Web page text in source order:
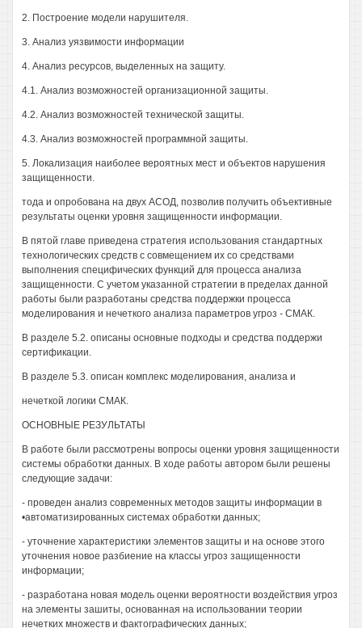
2. Построение модели нарушителя.
3. Анализ уязвимости информации
4. Анализ ресурсов, выделенных на защиту.
4.1. Анализ возможностей организационной защиты.
4.2. Анализ возможностей технической защиты.
4.3. Анализ возможностей программной защиты.
5. Локализация наиболее вероятных мест и объектов нарушения
защищенности.
тода и опробована на двух АСОД, позволив получить объективные
результаты оценки уровня защищенности информации.
В пятой главе приведена стратегия использования стандартных
технологических средств с совмещением их со средствами
выполнения специфических функций для процесса анализа
защищенности. С учетом указанной стратегии в пределах данной
работы были разработаны средства поддержки процесса
моделирования и нечеткого анализа параметров угроз - СМАК.
В разделе 5.2. описаны основные подходы и средства поддержи
сертификации.
В разделе 5.3. описан комплекс моделирования, анализа и
нечеткой логики СМАК.
ОСНОВНЫЕ РЕЗУЛЬТАТЫ
В работе были рассмотрены вопросы оценки уровня защищенности
системы обработки данных. В ходе работы автором были решены
следующие задачи:
- проведен анализ современных методов защиты информации в
•автоматизированных системах обработки данных;
- уточнение характеристики элементов защиты и на основе этого
уточнения новое разбиение на классы угроз защищенности
информации;
- разработана новая модель оценки вероятности воздействия угроз
на элементы зашиты, основанная на использовании теории
нечетких множеств и фактографических данных;